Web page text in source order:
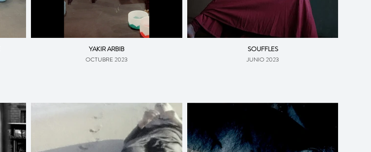
YAKIR ARBIB
OCTUBRE 2023
SOUFFLES
JUNIO 2023